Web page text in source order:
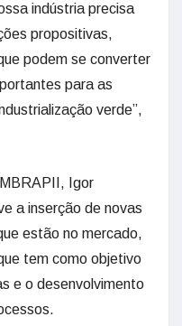
indústria precisa
propositivas,
podem se converter
para as
verde”,
Igor
a inserção de novas
estão no mercado,
tem como objetivo
e o desenvolvimento